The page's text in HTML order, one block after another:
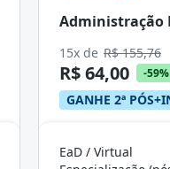
Administração
15x de R$ 155,76
R$ 64,00 -59%
GANHE 2ª
EaD / Virtual